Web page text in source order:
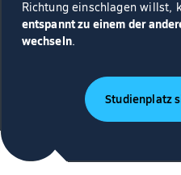
Richtung einschlagen willst,
entspannt zu einem der
wechseln.
Studienplatz